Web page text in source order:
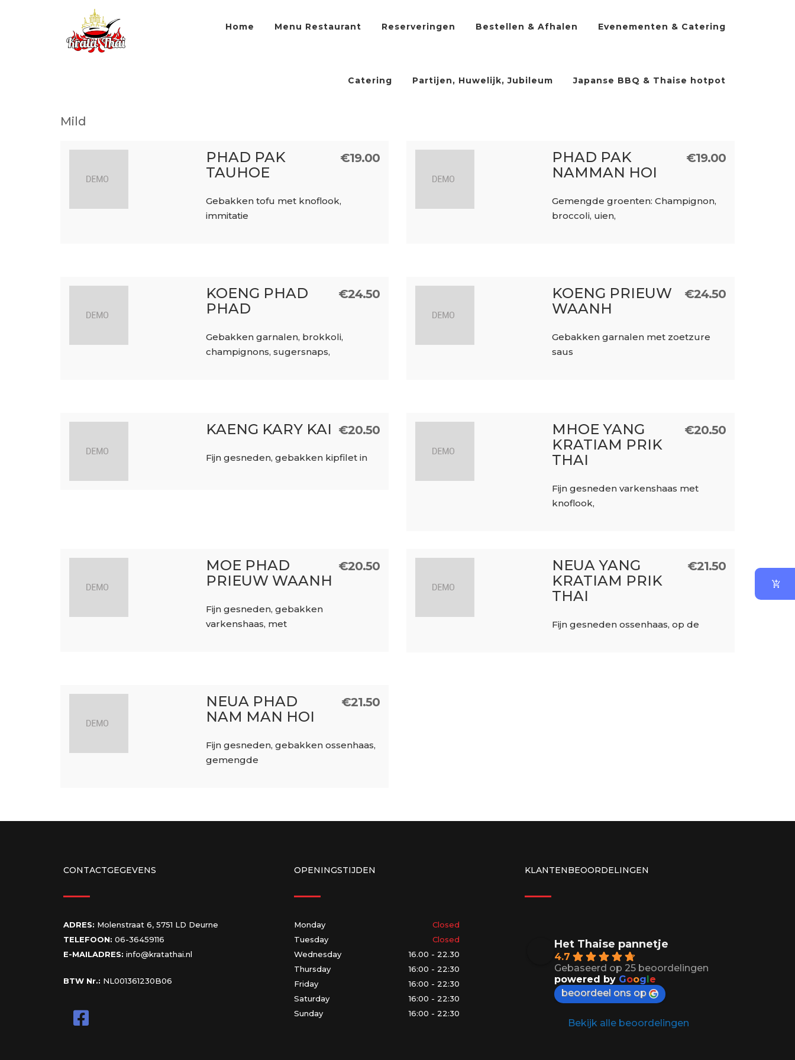
Home Menu Restaurant Reserveringen Bestellen & Afhalen Evenementen & Catering
Catering Partijen, Huwelijk, Jubileum Japanse BBQ & Thaise hotpot
Mild
PHAD PAK
TAUHOE
€19.00
Gebakken tofu met knoflook,
immitatie
PHAD PAK
NAMMAN HOI
€19.00
Gemengde groenten: Champignon,
broccoli, uien,
KOENG PHAD
PHAD
€24.50
Gebakken garnalen, brokkoli,
champignons, sugersnaps,
KOENG PRIEUW
WAANH
€24.50
Gebakken garnalen met zoetzure
saus
KAENG KARY KAI €20.50
Fijn gesneden, gebakken kipfilet in
MHOE YANG
KRATIAM PRIK
THAI
€20.50
Fijn gesneden varkenshaas met
knoflook,
MOE PHAD
PRIEUW WAANH
€20.50
Fijn gesneden, gebakken
varkenshaas, met
NEUA YANG
KRATIAM PRIK
THAI
€21.50
Fijn gesneden ossenhaas, op de
NEUA PHAD
NAM MAN HOI
€21.50
Fijn gesneden, gebakken ossenhaas,
gemengde
CONTACTGEGEVENS
ADRES: Molenstraat 6, 5751 LD Deurne
TELEFOON: 06-36459116
E-MAILADRES: info@kratathai.nl
BTW Nr.: NL001361230B06
OPENINGSTIJDEN
Monday
Closed
Tuesday
Closed
Wednesday
16.00 - 22.30
Thursday
16:00 - 22:30
Friday
16:00 - 22:30
Saturday
16:00 - 22:30
Sunday
16:00 - 22:30
KLANTENBEOORDELINGEN
Het Thaise pannetje
4.7
Gebaseerd op 25 beoordelingen
powered by Google
beoordeel ons op
Bekijk alle beoordelingen